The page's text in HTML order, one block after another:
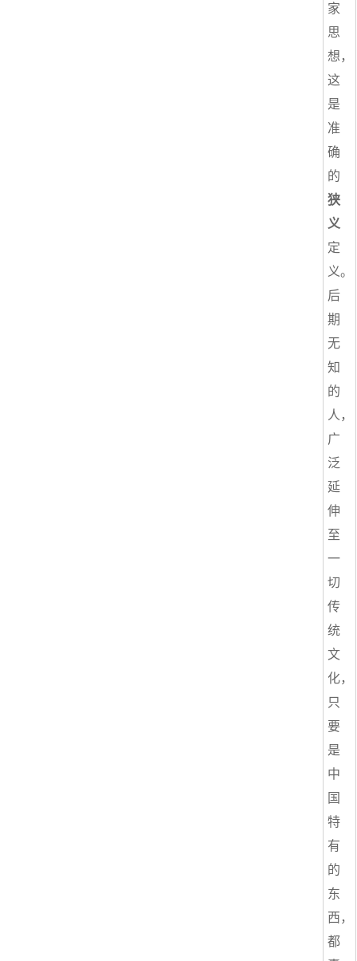
家
思
想，
这
是
准
确
的
狭
义
定
义。
后
期
无
知
的
人，
广
泛
延
伸
至
一
切
传
统
文
化，
只
要
是
中
国
特
有
的
东
西，
都